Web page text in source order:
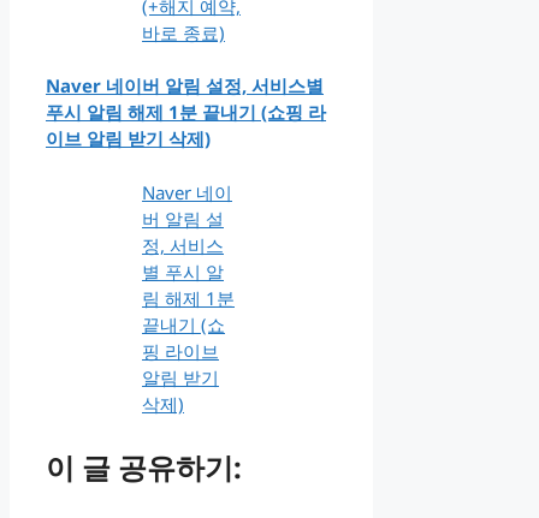
(+해지 예약,
바로 종료)
Naver 네이버 알림 설정, 서비스별
푸시 알림 해제 1분 끝내기 (쇼핑 라
이브 알림 받기 삭제)
Naver 네이
버 알림 설
정, 서비스
별 푸시 알
림 해제 1분
끝내기 (쇼
핑 라이브
알림 받기
삭제)
이 글 공유하기: